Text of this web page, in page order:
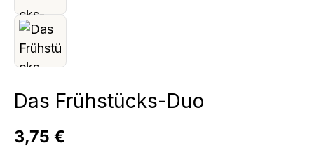
Das Frühstücks-Duo
Regulärer Preis:
3,75 €